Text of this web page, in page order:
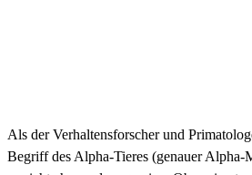
Als der Verhaltensforscher und
Begriff des Alpha-Tieres (genauer Alpha-